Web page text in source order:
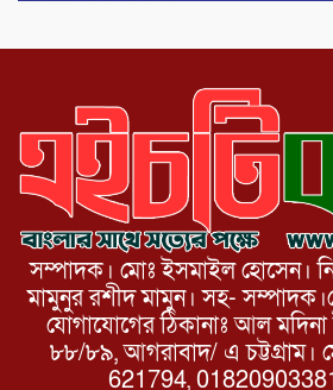
সম্পাদক। মোঃ ইসমাইল হোসেন।
মামুনুর রশীদ মামুন। সহ-
যোগাযোগের ঠিকানাঃ আল মদিনা
৮৮/৮৯, আগরাবাদ/ এ চট্টগ্রাম।
621794,